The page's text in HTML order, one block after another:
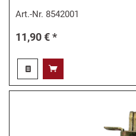
Art.-Nr. 8542001
11,90 € *